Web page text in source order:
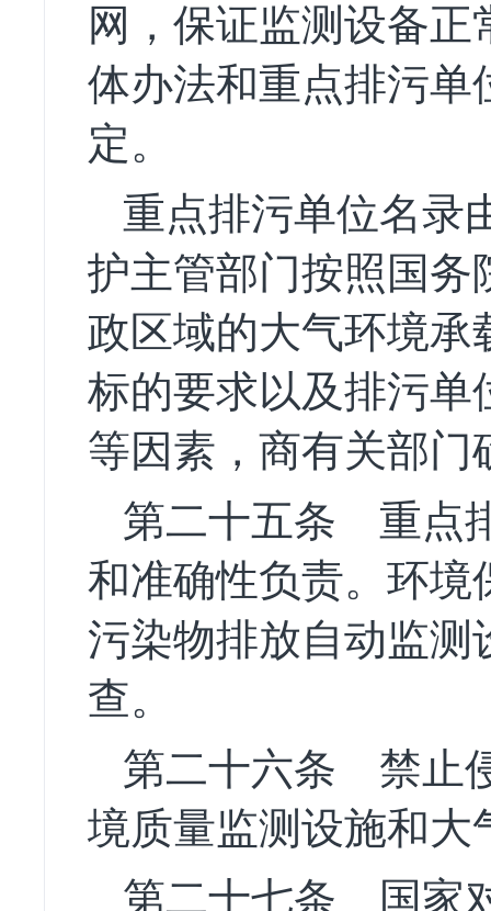
网，保证监测设备
体办法和重点排污单
定。
重点排污单位名录
护主管部门按照国务
政区域的大气环境
标的要求以及排污单
等因素，商有关部门
第二十五条 重点
和准确性负责。环境
污染物排放自动监
查。
第二十六条 禁止
境质量监测设施和大
第二十七条 国家